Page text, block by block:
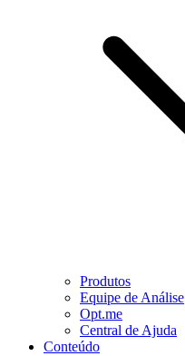
Produtos
Equipe de Análise
Opt.me
Central de Ajuda
Conteúdo